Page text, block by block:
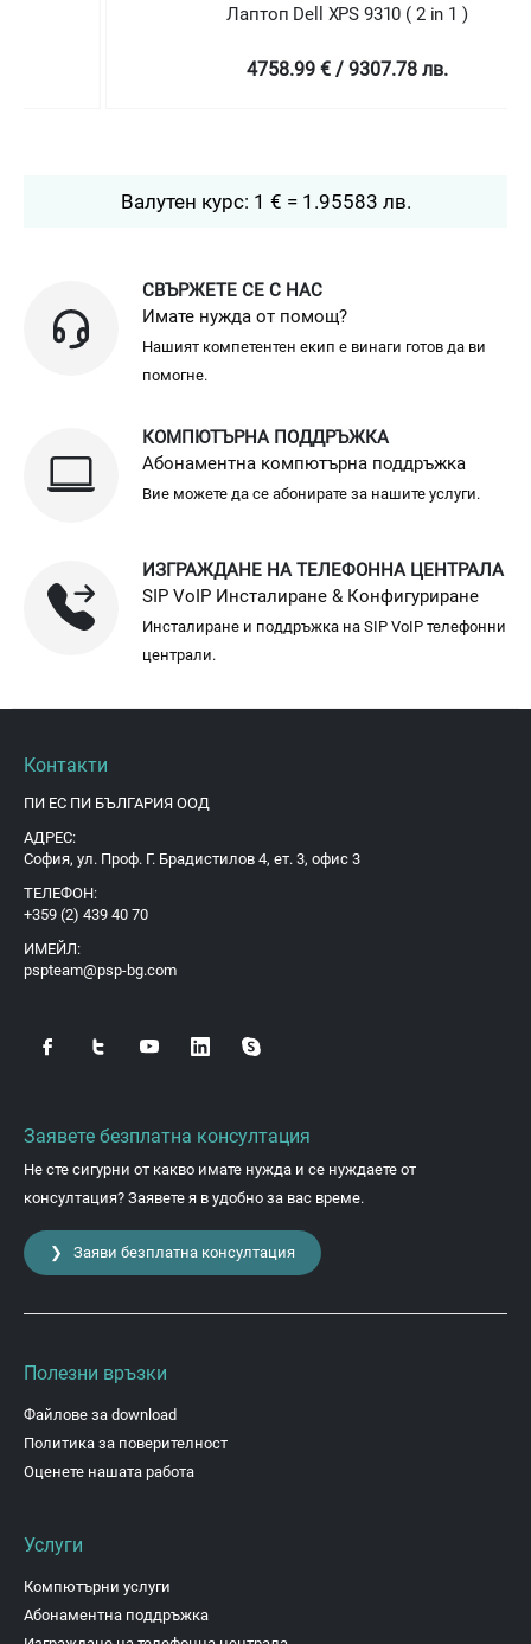
Лаптоп Dell XPS 9310 ( 2 in 1 )
4758.99 € / 9307.78 лв.
Валутен курс: 1 € = 1.95583 лв.
СВЪРЖЕТЕ СЕ С НАС
Имате нужда от помощ?
Нашият компетентен екип е винаги готов да ви
помогне.
КОМПЮТЪРНА ПОДДРЪЖКА
Абонаментна компютърна поддръжка
Вие можете да се абонирате за нашите услуги.
ИЗГРАЖДАНЕ НА ТЕЛЕФОННА ЦЕНТРАЛА
SIP VoIP Инсталиране & Конфигуриране
Инсталиране и поддръжка на SIP VoIP телефонни
централи.
Контакти
ПИ ЕС ПИ БЪЛГАРИЯ ООД
АДРЕС:
София, ул. Проф. Г. Брадистилов 4, ет. 3, офис 3
ТЕЛЕФОН:
+359 (2) 439 40 70
ИМЕЙЛ:
pspteam@psp-bg.com
Заявете безплатна консултация
Не сте сигурни от какво имате нужда и се нуждаете от
консултация? Заявете я в удобно за вас време.
❯ Заяви безплатна консултация
Полезни връзки
Файлове за download
Политика за поверителност
Оценете нашата работа
Услуги
Компютърни услуги
Абонаментна поддръжка